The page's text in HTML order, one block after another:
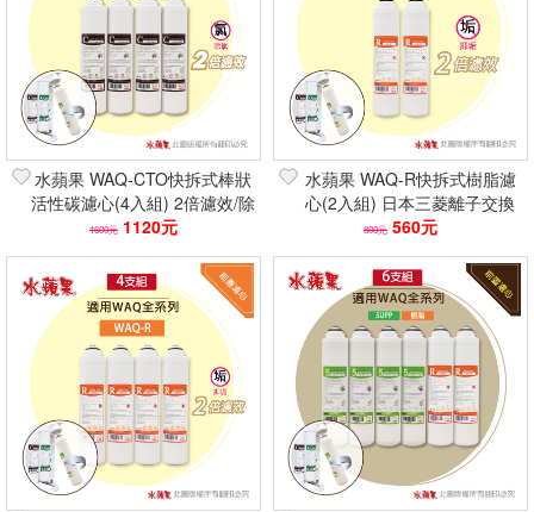
水蘋果 WAQ-CTO快拆式棒狀
活性碳濾心(4入組) 2倍濾效/除
氯去味/VOCs 淨水器濾芯
1600元 1120元
水蘋果 WAQ-R快拆式樹脂濾
心(2入組) 日本三菱離子交換
樹脂/軟水除石灰質 淨水器濾
芯 2倍濾效
800元 560元